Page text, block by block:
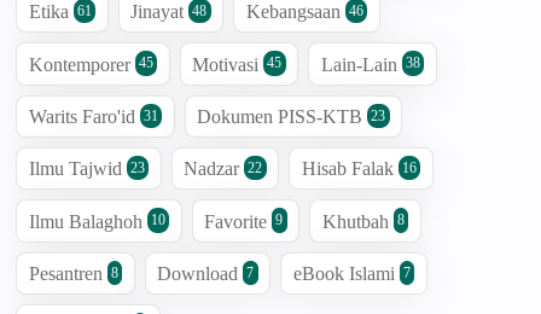
Etika 61 Jinayat 48 Kebangsaan 46
Kontemporer 45 Motivasi 45 Lain-Lain 38
Warits Faro'id 31 Dokumen PISS-KTB 23
Ilmu Tajwid 23 Nadzar 22 Hisab Falak 16
Ilmu Balaghoh 10 Favorite 9 Khutbah 8
Pesantren 8 Download 7 eBook Islami 7